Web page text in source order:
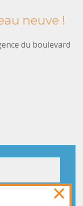
neuve !
du boulevard
×